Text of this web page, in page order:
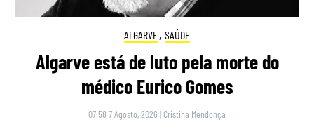
ALGARVE, SAÚDE
Algarve está de luto pela morte do
médico Eurico Gomes
07:58 7 Agosto, 2026 | Cristina Mendonça